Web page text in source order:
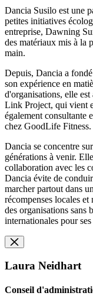
Dancia Susilo est une
petites initiatives
entreprise, Dawning
des matériaux mis à la
main.
Depuis, Dancia a
son expérience en
d'organisations, elle
Link Project, qui vient
également consultante
chez GoodLife Fitness.
Dancia se concentre
générations à venir.
collaboration avec les
Dancia évite de
marcher partout dans
récompenses locales
des organisations sans
internationales pour
Laura Neidhart
Conseil